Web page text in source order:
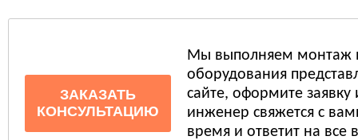
ЗАКАЗАТЬ
КОНСУЛЬТАЦИЮ
Мы выполняем монтаж
оборудования
сайте, оформите
инженер свяжется с
время и ответит на все